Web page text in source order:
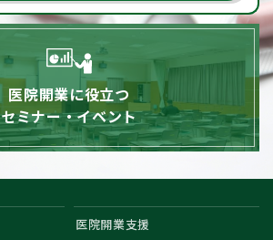
医院開業に役立つ
セミナー・イベント
医院開業支援